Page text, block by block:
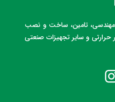
مهندسی، تامین، ساخت و نصب
و سایر تجهیزات صنعتی